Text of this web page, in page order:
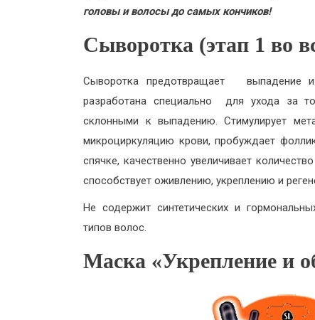
головы и волосы до самых кончиков!
Сыворотка (этап 1 во
Сыворотка предотвращает выпадение
разработана специально для ухода за
склонными к выпадению. Стимулирует
микроциркуляцию крови, пробуждает
спячке, качественно увеличивает
способствует оживлению, укреплению и
Не содержит синтетических и
типов волос.
Маска «Укрепление и